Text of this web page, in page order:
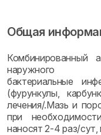
Общая
Комбинированный
наружного
бактериальные
(фурункулы,
лечения/.Мазь и
при
наносят 2-4 раз/сут,